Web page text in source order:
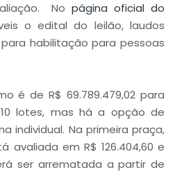
Nopágina oficial do
o edital do leilão, laudos
habilitação para pessoas
é de R$ 69.789.479,02 para
lotes, mas há a opção de
individual. Na primeira praça,
avaliada em R$ 126.404,60 e
ser arrematada a partir de